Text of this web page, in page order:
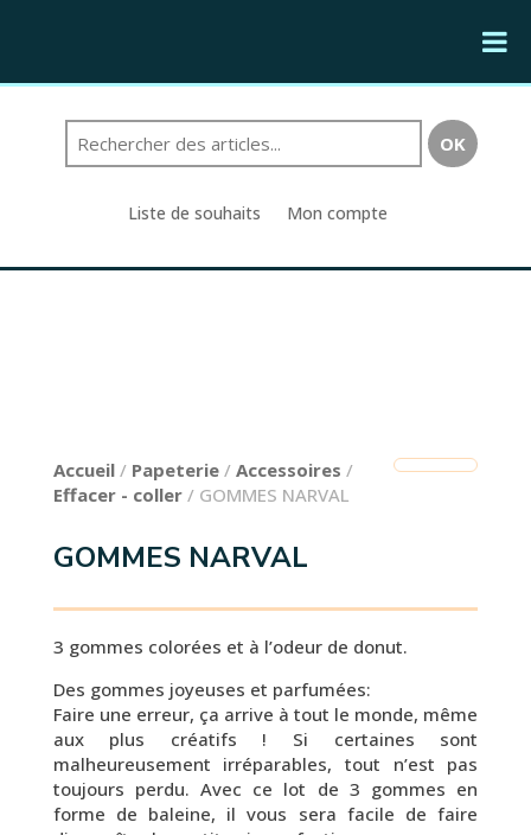
Liste de souhaits Mon compte
Accueil/ Papeterie/ Accessoires /
Effacer - coller/ GOMMES NARVAL
GOMMES NARVAL
3 gommes colorées et à l’odeur de donut.
Des gommes joyeuses et parfumées:
Faire une erreur, ça arrive à tout le monde, même
aux plus créatifs ! Si certaines sont
malheureusement irréparables, tout n’est pas
toujours perdu. Avec ce lot de 3 gommes en
forme de baleine, il vous sera facile de faire